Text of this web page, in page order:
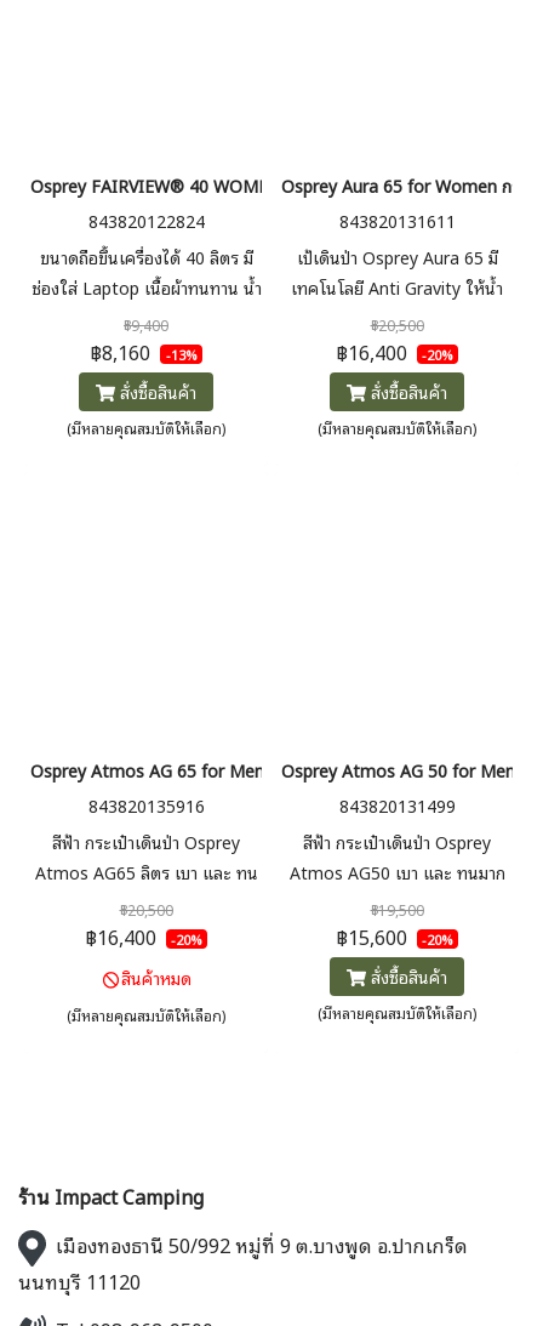
Osprey FAIRVIEW® 40 WOMEN'S TRAVEL PACK กระเป๋าเป้ผู้หญิง
843820122824
ขนาดถือขึ้นเครื่องได้ 40 ลิตร มี
ช่องใส่ Laptop เนื้อผ้าทนทาน น้ำ
หนักเบา เน้นการระบายอากาศ
ขณะสะพายเป้ แผงหลัง สายรัด
และสายคาดสะโพก เก็บซ่อนได้
฿9,400
฿8,160 -13%
สั่งซื้อสินค้า
(มีหลายคุณสมบัติให้เลือก)
Osprey Aura 65 for Women กระเ
843820131611
เป้เดินป่า Osprey Aura 65 มี
เทคโนโลยี Anti Gravity ให้น้ำ
หนักเป้ถ่ายลงที่เนินสะโพก ทำให้
ไม่รู้ว่าแบกสัมภาระหนัก เพื่อผู้หญิง
โดยเฉพาะ
฿20,500
฿16,400 -20%
สั่งซื้อสินค้า
(มีหลายคุณสมบัติให้เลือก)
Osprey Atmos AG 65 for Men กระเป๋าเป้เดินป่า 65 ลิตร
843820135916
สีฟ้า กระเป๋าเดินป่า Osprey
Atmos AG65 ลิตร เบา และ ทน
มาก น้ำหนักแค่ 2.1 กก ชนะรางวัล
จากยุโรป ด้วยนวัตกรรม Anti -
Gravity ระบายอากาศดีมาก
฿20,500
฿16,400 -20%
สินค้าหมด
(มีหลายคุณสมบัติให้เลือก)
Osprey Atmos AG 50 for Men กร
843820131499
สีฟ้า กระเป๋าเดินป่า Osprey
Atmos AG50 เบา และ ทนมาก
น้ำหนักแค่ 2.1 กก ชนะรางวัลจาก
ยุโรป ด้วยนวัตกรรม Anti -
Gravity ระบายอากาศดีมาก
฿19,500
฿15,600 -20%
สั่งซื้อสินค้า
(มีหลายคุณสมบัติให้เลือก)
ร้าน Impact Camping
เมืองทองธานี 50/992 หมู่ที่ 9 ต.บางพูด อ.ปากเกร็ด
นนทบุรี 11120